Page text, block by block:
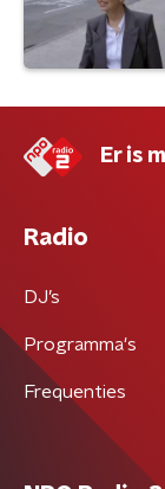
Er is
Radio
DJ’s
Programma's
Frequenties